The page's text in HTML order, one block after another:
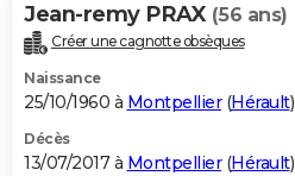
Jean-remy PRAX (56 ans)
Créer une cagnotte obsèques
Naissance
25/10/1960 à Montpellier(Hérault)
Décès
13/07/2017 à Montpellier(Hérault)